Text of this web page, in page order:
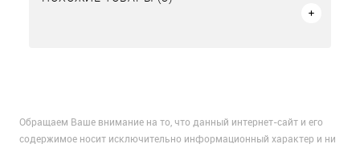
Обращаем Ваше внимание на то, что данный интернет-сайт и его
содержимое носит исключительно информационный характер и ни